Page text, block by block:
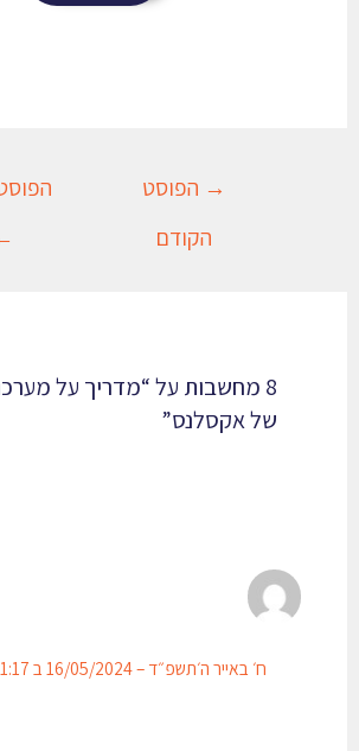
→הפוסט
הקודם
←
8 מחשבות על “מדריך על
של אקסלנס​”
ח׳ באייר ה׳תשפ״ד – 16/05/2024 ב 11:17 PM